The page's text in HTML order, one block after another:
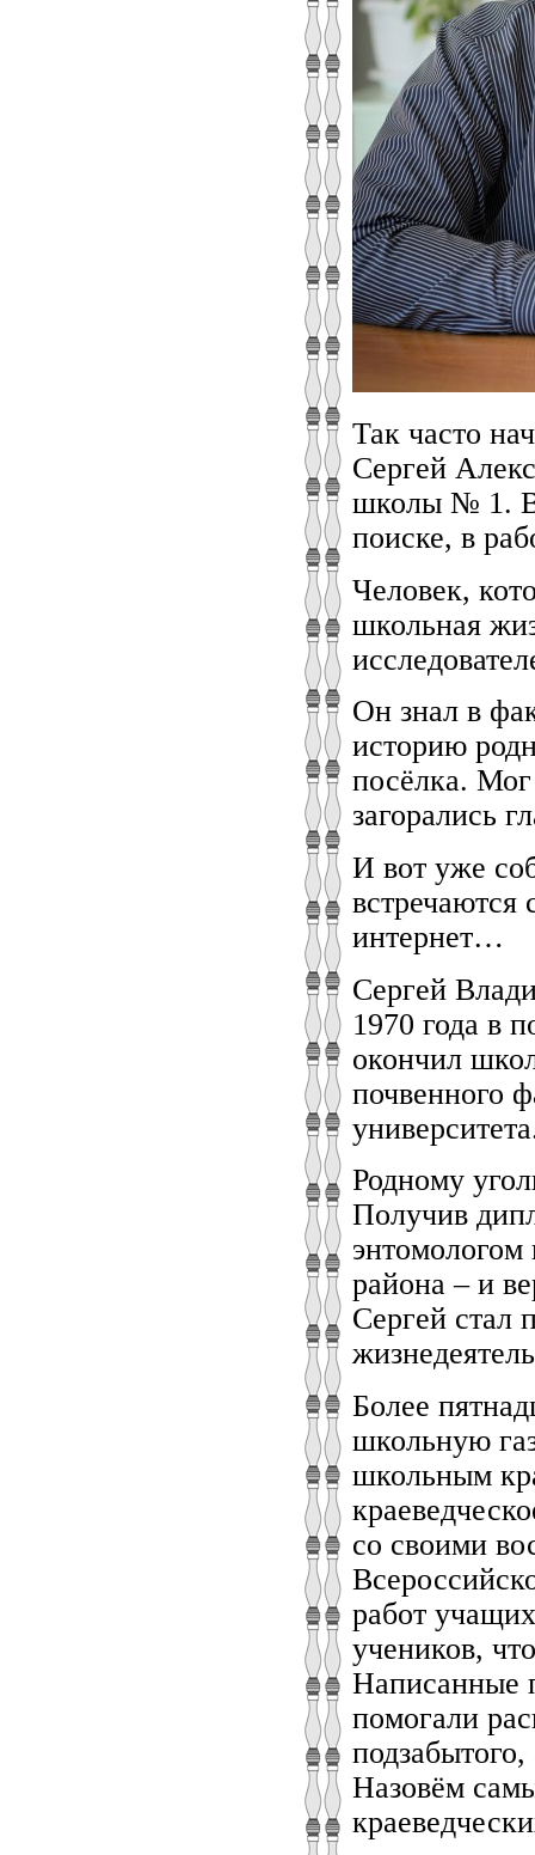
Так часто
Сергей
школы № 1. В
поиске, в
Человек,
школьная
Он знал в
историю
посёлка. Мог
загорались
И вот уже
встречаются
интернет…
Сергей
1970 года в
окончил
почвенного
Родному
Получив
энтомологом
района – и
Сергей стал
Более
школьную
школьным
со своими
работ
учеников,
Написанные
помогали
Назовём